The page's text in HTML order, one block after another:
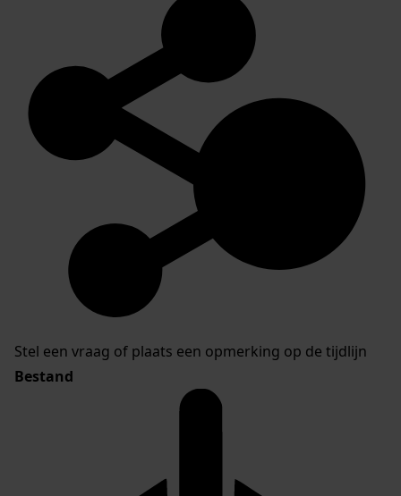
Stel een vraag of plaats een opmerking op de tijdlijn
Bestand